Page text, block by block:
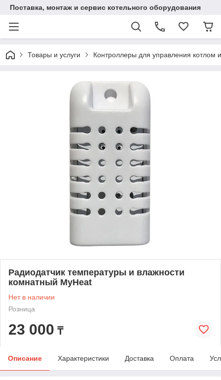
Поставка, монтаж и сервис котельного оборудования
Товары и услуги Контроллеры для управления котлом
Радиодатчик температуры и влажности
комнатный MyHeat
Нет в наличии
Розница
23 000 ₸
Описание Характеристики Доставка Оплата